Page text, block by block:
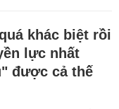
khác biệt rồi
lực nhất
được cả thế